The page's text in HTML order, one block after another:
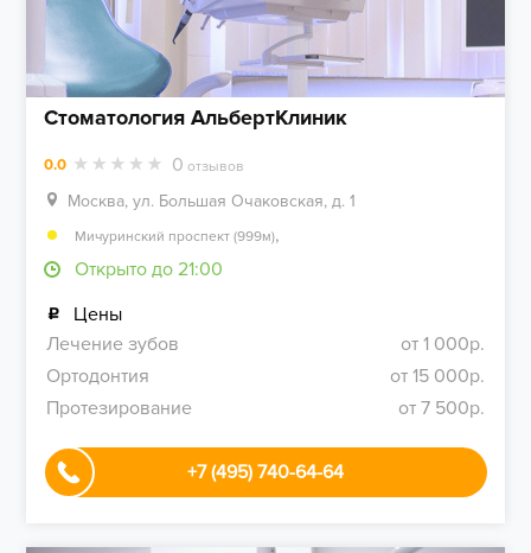
Стоматология АльбертКлиник
0.0 0 отзывов
Москва, ул. Большая Очаковская, д. 1
Мичуринский проспект (999м),
Открыто до 21:00
Цены
Лечение зубов
от 1 000р.
Ортодонтия
от 15 000р.
Протезирование
от 7 500р.
+7 (495) 740-64-64